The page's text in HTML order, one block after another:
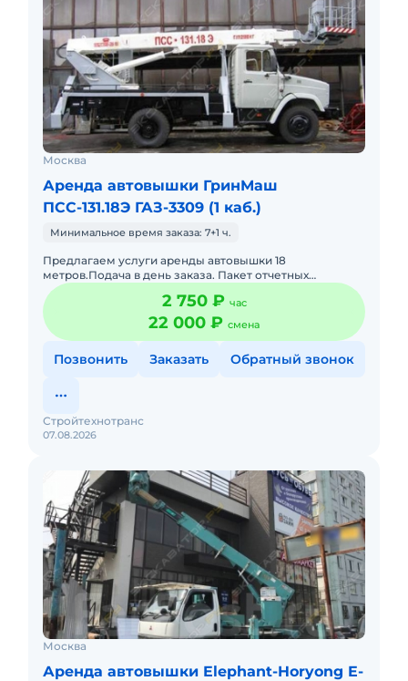
Москва
Аренда автовышки ГринМаш
ПСС-131.18Э ГАЗ-3309 (1 каб.)
Минимальное время заказа: 7+1 ч.
Предлагаем услуги аренды автовышки 18
метров.Подача в день заказа. Пакет отчетных
документов.С оператором.Топливо включено в
стоимость.Долгосрочная аренда. Крат
2 750 ₽ час
22 000 ₽ смена
Позвонить Заказать Обратный звонок
07.08.2026
Стройтехнотранс
Москва
Аренда автовышки Elephant-Horyong E-